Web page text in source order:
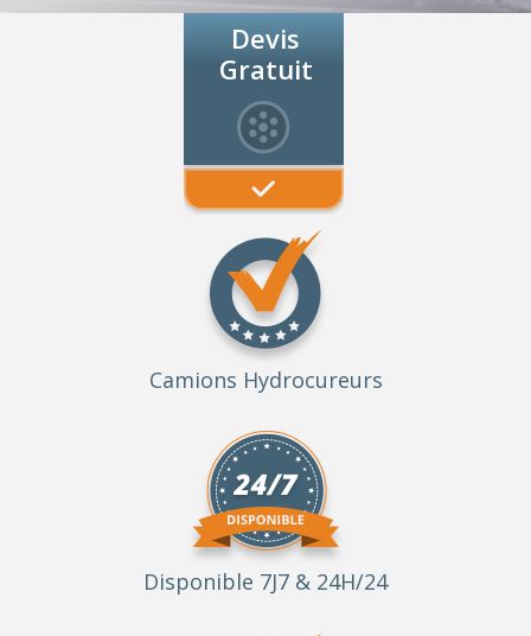
Devis
Gratuit
Camions Hydrocureurs
Disponible 7J7 & 24H/24